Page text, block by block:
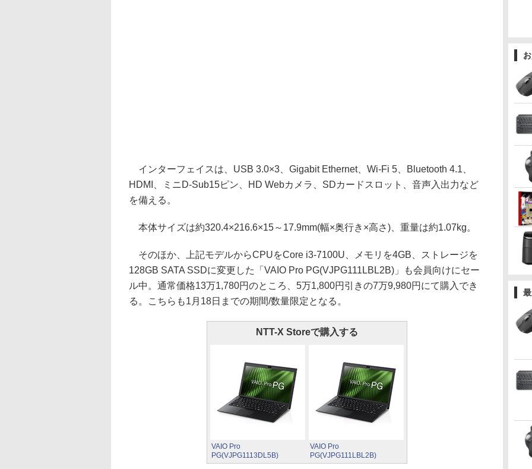
インターフェイスは、USB 3.0×3、Gigabit Ethernet、Wi-Fi 5、Bluetooth 4.1、
HDMI、ミニD-Sub15ピン、HD Webカメラ、SDカードスロット、音声入出力など
を備える。
本体サイズは約320.4×216.6×15～17.9mm(幅×奥行き×高さ)、重量は約1.07kg。
そのほか、上記モデルからCPUをCore i3-7100U、メモリを4GB、ストレージを
128GB SATA SSDに変更した「VAIO Pro PG(VJPG111LBL2B)」も会員向けにセー
ル中。通常価格13万1,780円のところ、5万1,800円引きの7万9,980円にて購入でき
る。こちらも1月18日までの期間/数量限定となる。
NTT-X Storeで購入する
VAIO Pro
PG(VJPG1113DL5B)
VAIO Pro
PG(VJPG111LBL2B)